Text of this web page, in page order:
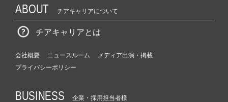
ABOUT チアキャリアについて
チアキャリアとは
会社概要 ニュースルーム
メディア出演・掲載
プライバシーポリシー
BUSINESS 企業・採用担当者様